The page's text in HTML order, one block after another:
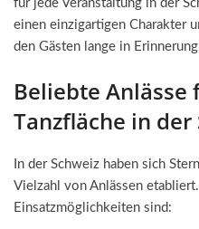
für jede Veranstaltung in der
einen einzigartigen Charakter
den Gästen lange in
Beliebte
Tanzfläche in der
In der Schweiz haben sich
Vielzahl von Anlässen
Einsatzmöglichkeiten sind: